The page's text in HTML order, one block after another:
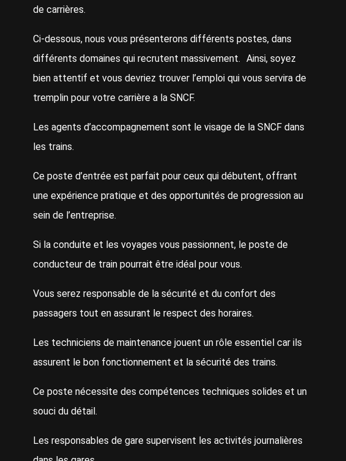
de carrières.
Ci-dessous, nous vous présenterons différents postes, dans
différents domaines qui recrutent massivement. Ainsi, soyez
bien attentif et vous devriez trouver l’emploi qui vous servira de
tremplin pour votre carrière a la SNCF.
Les agents d’accompagnement sont le visage de la SNCF dans
les trains.
Ce poste d’entrée est parfait pour ceux qui débutent, offrant
une expérience pratique et des opportunités de progression au
sein de l’entreprise.
Si la conduite et les voyages vous passionnent, le poste de
conducteur de train pourrait être idéal pour vous.
Vous serez responsable de la sécurité et du confort des
passagers tout en assurant le respect des horaires.
Les techniciens de maintenance jouent un rôle essentiel car ils
assurent le bon fonctionnement et la sécurité des trains.
Ce poste nécessite des compétences techniques solides et un
souci du détail.
Les responsables de gare supervisent les activités journalières